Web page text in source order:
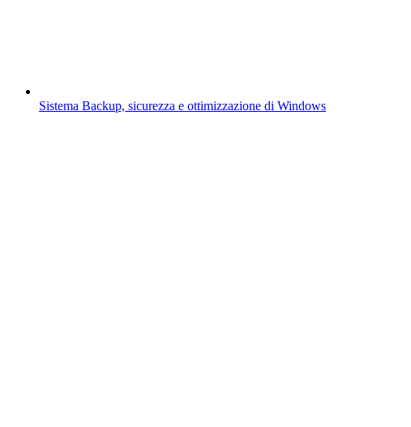
Sistema Backup, sicurezza e ottimizzazione di Windows